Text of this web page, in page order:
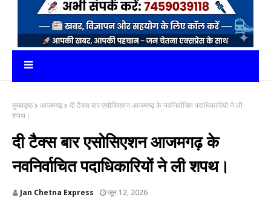
मुख्यपृष्ठ आजमगढ़
दी टैक्स बार एसोसिएशन आजमगढ़ के नवनिर्वाचित पदाधिकारियों ने ली
शपथ।
दी टैक्स बार एसोसिएशन आजमगढ़ के
नवनिर्वाचित पदाधिकारियों ने ली शपथ।
Jan Chetna Express जून 12, 2026